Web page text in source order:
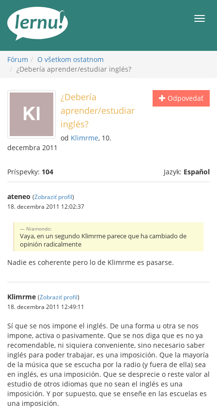
obsah
Fórum
O všetkom ostatnom
¿Debería aprender/estudiar inglés?
Odpovedať
¿Debería
aprender/estudiar
inglés?
od Klimrme, 10.
decembra 2011
Príspevky: 104 Jazyk: Español
ateneo (Zobraziť profil)
18. decembra 2011 12:02:37
Niamondo:
Vaya, en un segundo Klimrme parece que ha cambiado de
opinión radicalmente
Nadie es coherente pero lo de Klimrme es pasarse.
Klimrme (Zobraziť profil)
18. decembra 2011 12:49:11
Sí que se nos impone el inglés. De una forma u otra se nos
impone, activa o pasivamente. Que se nos diga que es no ya
recomendable, ni siquiera conveniente, sino necesario saber
inglés para poder trabajar, es una imposición. Que la mayoría
de la música que se escucha por la radio (y fuera de ella) sea
en inglés, es una imposición. Que se desprecie o reste valor al
estudio de otros idiomas que no sean el inglés es una
imposición. Y por supuesto, que se enseñe en las escuelas es
una imposición.